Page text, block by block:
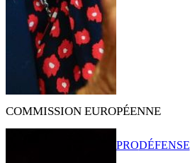
COMMISSION EUROPÉENNE
PRODÉFENSE